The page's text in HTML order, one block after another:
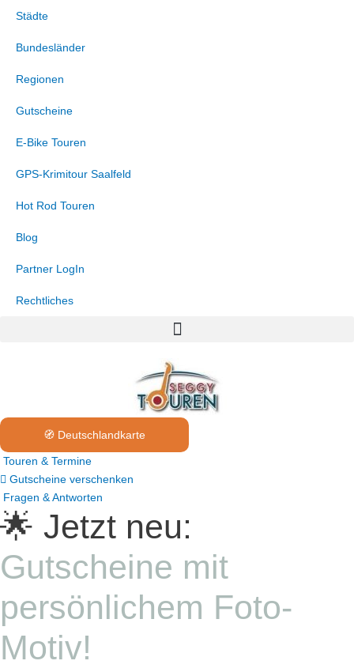
springen
Städte
Bundesländer
Regionen
Gutscheine
E-Bike Touren
GPS-Krimitour Saalfeld
Hot Rod Touren
Blog
Partner LogIn
Rechtliches
🧭 Deutschlandkarte
Touren & Termine
Gutscheine verschenken
Fragen & Antworten
🌟 Jetzt neu:
Gutscheine mit
persönlichem Foto-
Motiv!